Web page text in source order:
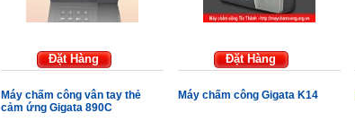
Đặt Hàng
Máy chấm công vân tay thẻ
cảm ứng Gigata 890C
Đặt Hàng
Máy chấm công Gigata K14